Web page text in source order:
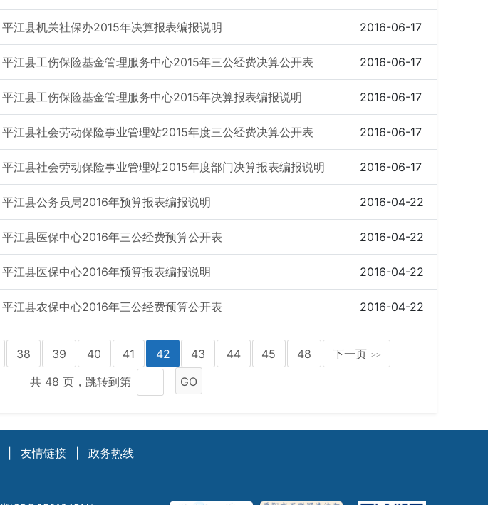
平江县机关社保办2015年决算报表编报说明 2016-06-17
平江县工伤保险基金管理服务中心2015年三公经费决算公开表 2016-06-17
平江县工伤保险基金管理服务中心2015年决算报表编报说明 2016-06-17
平江县社会劳动保险事业管理站2015年度三公经费决算公开表 2016-06-17
平江县社会劳动保险事业管理站2015年度部门决算报表编报说明 2016-06-17
平江县公务员局2016年预算报表编报说明 2016-04-22
平江县医保中心2016年三公经费预算公开表 2016-04-22
平江县医保中心2016年预算报表编报说明 2016-04-22
平江县农保中心2016年三公经费预算公开表 2016-04-22
38 39 40 41 42 43 44 45 48 下一页 >>
共 48 页，跳转到第 GO
友情链接 政务热线